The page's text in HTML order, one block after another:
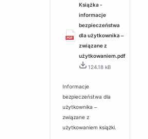
Książka -
informacje
bezpieczeństwa
dla użytkownika ‒
związane z
użytkowaniem.pdf
124.18 kB
Informacje
bezpieczeństwa dla
użytkownika ‒
związane z
użytkowaniem książki.